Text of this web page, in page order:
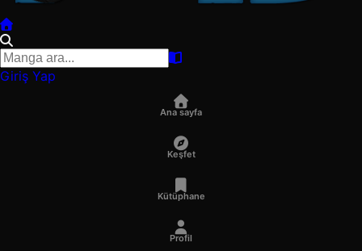
Giriş Yap
Ana sayfa
Keşfet
Kütüphane
Profil